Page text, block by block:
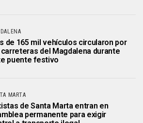
de 165 mil vehículos circularon por
del Magdalena durante
puente festivo
MARTA
de Santa Marta entran en
permanente para exigir